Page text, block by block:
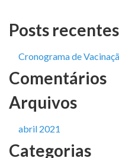
Posts recentes
Cronograma de
Comentários
Arquivos
abril 2021
Categorias